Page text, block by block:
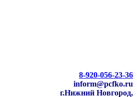
8-920-056-23-36
inform@pcfko.ru
г.Нижний Новгород,